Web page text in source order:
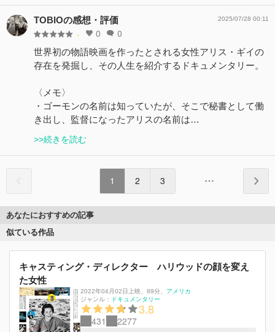
TOBIOの感想・評価
- 0 0
2025/07/28 00:11
世界初の物語映画を作ったとされる女性アリス・ギイの
存在を発掘し、その人生を紹介するドキュメンタリー。
〈メモ〉
・ゴーモンの名前は知っていたが、そこで秘書として働
き出し、監督になったアリスの名前は…
>>続きを読む
1 2 3
あなたにおすすめの記事
似ている作品
キャスティング・ディレクター ハリウッドの顔を変え
た女性
2022年04月02日上映 89分
アメリカ
ジャンル：
ドキュメンタリー
3.8
431 2277